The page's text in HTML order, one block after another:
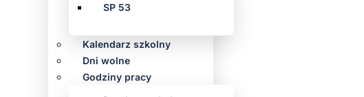
SP 53
Kalendarz szkolny
Dni wolne
Godziny pracy